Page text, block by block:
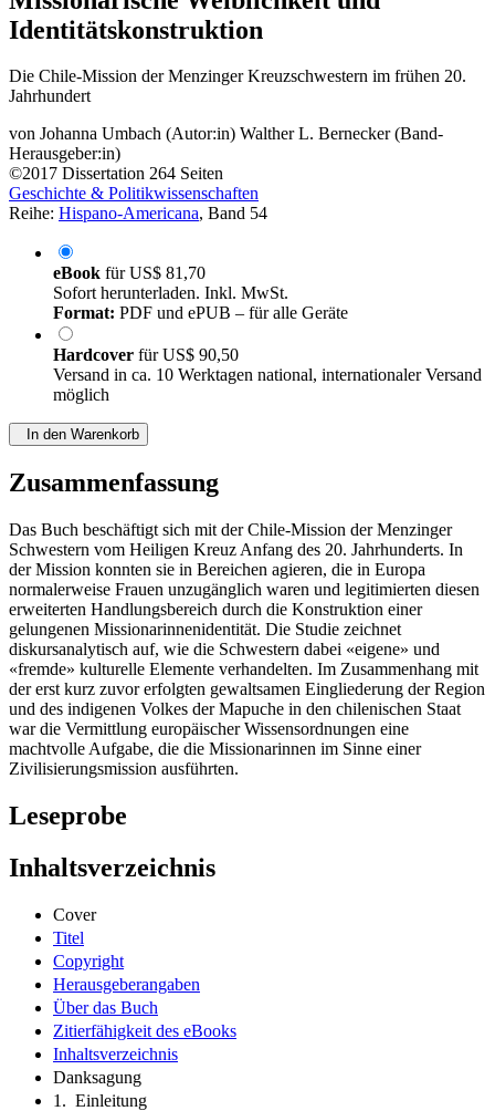
Identitätskonstruktion
Die Chile-Mission der Menzinger Kreuzschwestern im frühen 20.
Jahrhundert
von Johanna Umbach (Autor:in) Walther L. Bernecker (Band-
Herausgeber:in)
©2017 Dissertation 264 Seiten
Geschichte & Politikwissenschaften
Reihe: Hispano-Americana, Band 54
eBook fürUS$ 81,70
Sofort herunterladen. Inkl. MwSt.
Format: PDF und ePUB – für alle Geräte
Hardcover fürUS$ 90,50
Versand in ca. 10 Werktagen national, internationaler Versand
möglich
In den Warenkorb
Zusammenfassung
Das Buch beschäftigt sich mit der Chile-Mission der Menzinger
Schwestern vom Heiligen Kreuz Anfang des 20. Jahrhunderts. In
der Mission konnten sie in Bereichen agieren, die in Europa
normalerweise Frauen unzugänglich waren und legitimierten diesen
erweiterten Handlungsbereich durch die Konstruktion einer
gelungenen Missionarinnenidentität. Die Studie zeichnet
diskursanalytisch auf, wie die Schwestern dabei «eigene» und
«fremde» kulturelle Elemente verhandelten. Im Zusammenhang mit
der erst kurz zuvor erfolgten gewaltsamen Eingliederung der Region
und des indigenen Volkes der Mapuche in den chilenischen Staat
war die Vermittlung europäischer Wissensordnungen eine
machtvolle Aufgabe, die die Missionarinnen im Sinne einer
Zivilisierungsmission ausführten.
Leseprobe
Inhaltsverzeichnis
Cover
Titel
Copyright
Herausgeberangaben
Über das Buch
Zitierfähigkeit des eBooks
Inhaltsverzeichnis
Danksagung
1. Einleitung